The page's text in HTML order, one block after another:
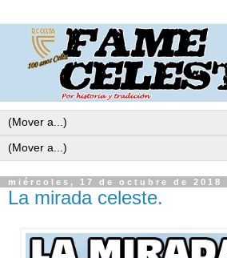
miércoles, 17 de octubre de 2018
La mirada celeste.